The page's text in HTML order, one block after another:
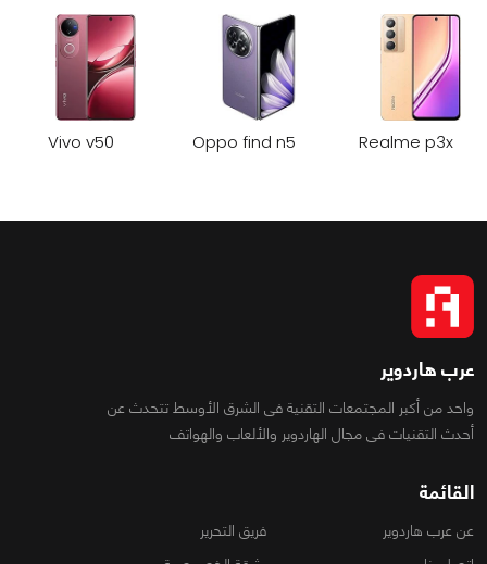
Realme p3x
Oppo find n5
Vivo v50
عرب هاردوير
واحد من أكبر المجتمعات التقنية فى الشرق الأوسط تتحدث عن
أحدث التقنيات فى مجال الهاردوير والألعاب والهواتف
القائمة
عن عرب هاردوير
فريق التحرير